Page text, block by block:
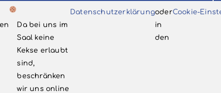
Volksbühne Bergisch Neukirchen e.V.
Da bei uns im
Saal keine
Kekse erlaubt
sind,
beschränken
wir uns online
Datenschutzerklärungoder
in
den
Cookie-